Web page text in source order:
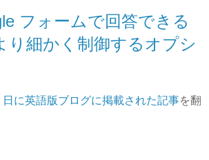
フォームで回答できる
り細かく制御するオプシ
日に英語版ブログに掲載された記事を翻